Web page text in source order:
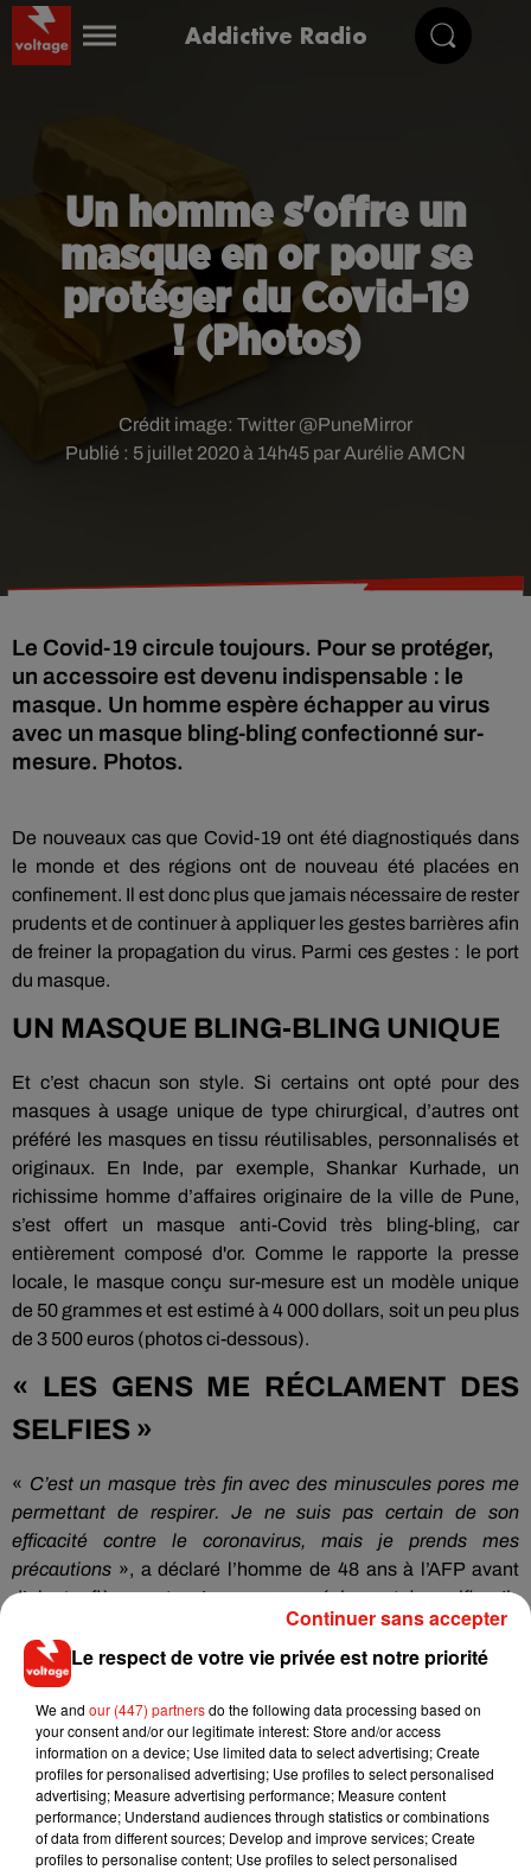
Addictive Radio
Un homme s'offre un
masque en or pour se
protéger du Covid-19
! (Photos)
Publié : 5 juillet 2020 à 14h45 par Aurélie AMCN
Crédit image: Twitter @PuneMirror
Le Covid-19 circule toujours. Pour se protéger,
un accessoire est devenu indispensable : le
masque. Un homme espère échapper au virus
avec un masque bling-bling confectionné sur-
mesure. Photos.
De nouveaux cas que Covid-19 ont été diagnostiqués dans
le monde et des régions ont de nouveau été placées en
confinement. Il est donc plus que jamais nécessaire de rester
prudents et de continuer à appliquer les gestes barrières afin
de freiner la propagation du virus. Parmi ces gestes : le port
du masque.
UN MASQUE BLING-BLING UNIQUE
Et c’est chacun son style. Si certains ont opté pour des
masques à usage unique de type chirurgical, d’autres ont
préféré les masques en tissu réutilisables, personnalisés et
originaux. En Inde, par exemple, Shankar Kurhade, un
richissime homme d’affaires originaire de la ville de Pune,
s’est offert un masque anti-Covid très bling-bling, car
entièrement composé d'or. Comme le rapporte la presse
locale, le masque conçu sur-mesure est un modèle unique
de 50 grammes et est estimé à 4 000 dollars, soit un peu plus
de 3 500 euros (photos ci-dessous).
« LES GENS ME RÉCLAMENT DES
SELFIES »
« C’est un masque très fin avec des minuscules pores me
permettant de respirer. Je ne suis pas certain de son
efficacité contre le coronavirus, mais je prends mes
précautions », a déclaré l’homme de 48 ans à l’AFP avant
d’ajouter fièrement : «Les gens me réclament des selfies. Ils
sont tous émerveillés quand ils me voient porter mon
masque dans les supermarchés». Pour rappel, depuis le
début de la pandémie, l’Inde a enregistré près de 670 000
cas de Covid-19 et plus de 19 200 décès.
#Pune| Shankar, a man from Pimpri-Chinchwad made a
#maskof#gold, worth Rs 2.9 lakh
pic.twitter.com/AAlC4oHwXO
— Pune Mirror (@ThePuneMirror) July 3, 2020
Le respect de votre vie privée est notre priorité
We and our (447) partnersdo the following data processing based on
your consent and/or our legitimate interest: Store and/or access
information on a device; Use limited data to select advertising; Create
profiles for personalised advertising; Use profiles to select personalised
advertising; Measure advertising performance; Measure content
performance; Understand audiences through statistics or combinations
of data from different sources; Develop and improve services; Create
profiles to personalise content; Use profiles to select personalised
Continuer sans accepter